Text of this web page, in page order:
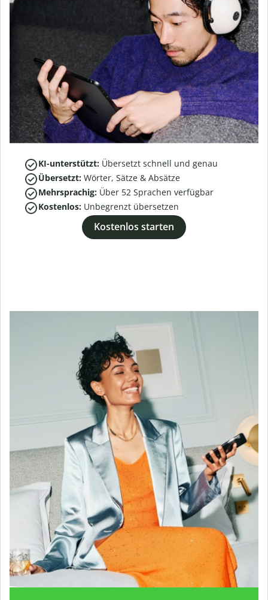
KI-unterstützt: Übersetzt schnell und genau
Übersetzt: Wörter, Sätze & Absätze
Mehrsprachig: Über 52 Sprachen verfügbar
Kostenlos: Unbegrenzt übersetzen
Kostenlos starten